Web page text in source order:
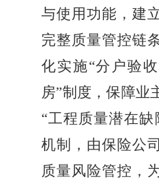
与使用功能，建
完整质量管控链
化实施“分户验收
房”制度，保障业
“工程质量潜在缺
机制，由保险公
质量风险管控，